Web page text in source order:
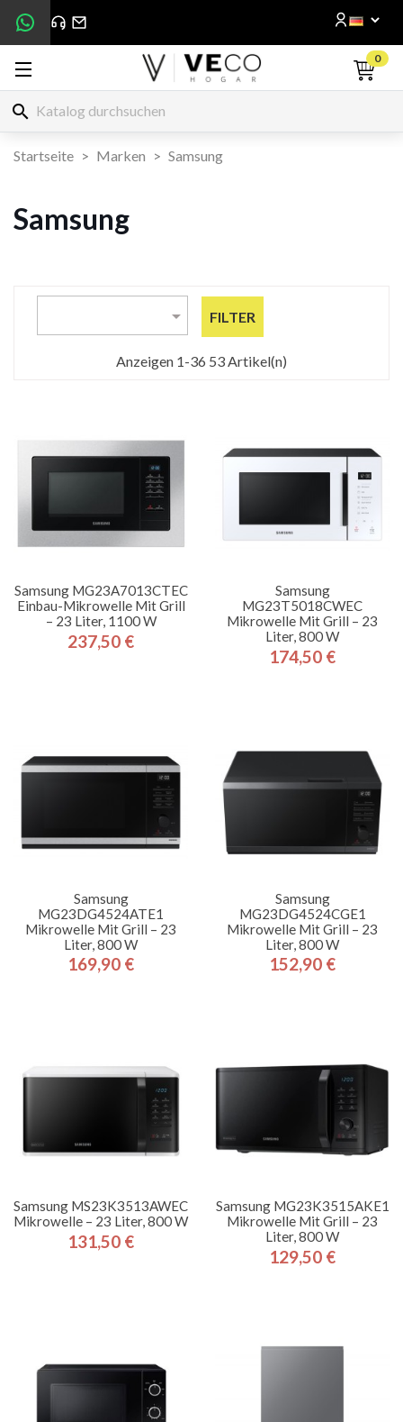
0
search
Startseite Marken Samsung
Samsung
 FILTER
Anzeigen 1-36 53 Artikel(n)
Samsung MG23A7013CTEC
Einbau-Mikrowelle Mit Grill
– 23 Liter, 1100 W
Preis
237,50 €
Samsung
MG23T5018CWEC
Mikrowelle Mit Grill – 23
Liter, 800 W
Preis
174,50 €
Samsung
MG23DG4524ATE1
Mikrowelle Mit Grill – 23
Liter, 800 W
Preis
169,90 €
Samsung
MG23DG4524CGE1
Mikrowelle Mit Grill – 23
Liter, 800 W
Preis
152,90 €
Samsung MS23K3513AWEC
Mikrowelle – 23 Liter, 800 W
Preis
131,50 €
Samsung MG23K3515AKE1
Mikrowelle Mit Grill – 23
Liter, 800 W
Preis
129,50 €